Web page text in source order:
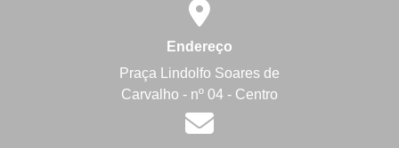
Endereço
Praça Lindolfo Soares de
Carvalho - nº 04 - Centro